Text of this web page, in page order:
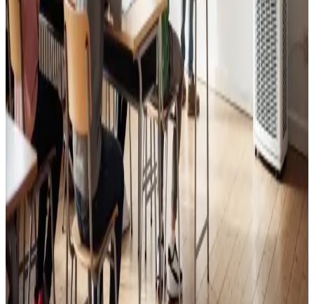
Skoleventilation
Frisk luft og bedre koncentration i skoler og institutioner
i Langeskov.
Læs mere